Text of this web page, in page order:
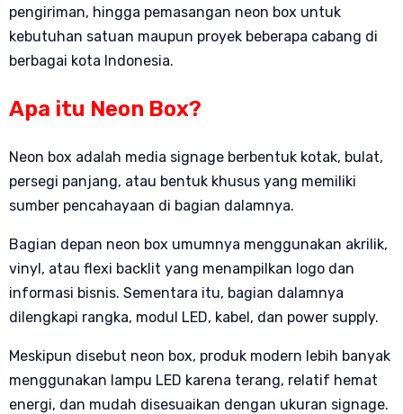
pengiriman, hingga pemasangan neon box untuk
kebutuhan satuan maupun proyek beberapa cabang di
berbagai kota Indonesia.
Apa itu Neon Box?
Neon box adalah media signage berbentuk kotak, bulat,
persegi panjang, atau bentuk khusus yang memiliki
sumber pencahayaan di bagian dalamnya.
Bagian depan neon box umumnya menggunakan akrilik,
vinyl, atau flexi backlit yang menampilkan logo dan
informasi bisnis. Sementara itu, bagian dalamnya
dilengkapi rangka, modul LED, kabel, dan power supply.
Meskipun disebut neon box, produk modern lebih banyak
menggunakan lampu LED karena terang, relatif hemat
energi, dan mudah disesuaikan dengan ukuran signage.